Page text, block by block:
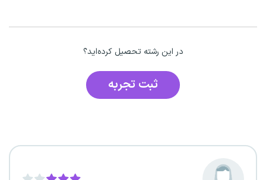
در این رشته تحصیل کرده‌اید؟
ثبت تجربه